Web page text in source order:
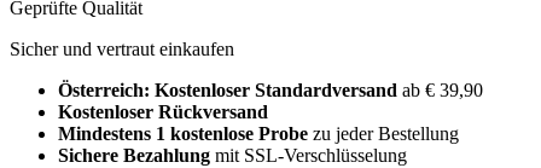
Geprüfte Qualität
Sicher und vertraut einkaufen
Österreich: Kostenloser Standardversand ab € 39,90
Kostenloser Rückversand
Mindestens 1 kostenlose Probe zu jeder Bestellung
Sichere Bezahlung mit SSL-Verschlüsselung